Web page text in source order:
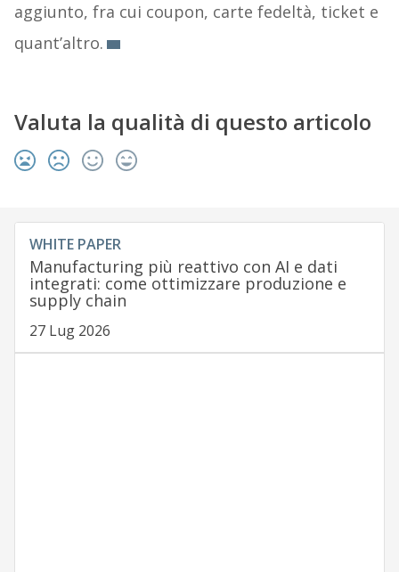
aggiunto, fra cui coupon, carte fedeltà, ticket e
quant’altro.
Valuta la qualità di questo articolo
WHITE PAPER
Manufacturing più reattivo con AI e dati
integrati: come ottimizzare produzione e
supply chain
27 Lug 2026